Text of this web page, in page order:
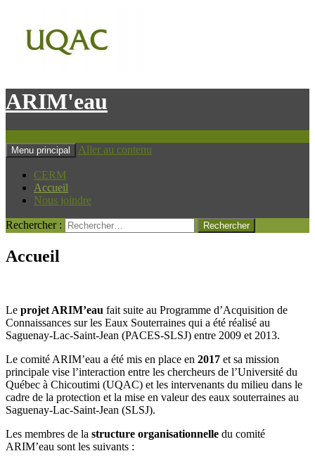
ARIM'eau
Menu principal Aller au contenu
CERM
Accueil
Nous joindre
Rechercher :
Accueil
Le projet ARIM’eau fait suite au Programme d’Acquisition de
Connaissances sur les Eaux Souterraines qui a été réalisé au
Saguenay-Lac-Saint-Jean (PACES-SLSJ) entre 2009 et 2013.
Le comité ARIM’eau a été mis en place en 2017 et sa mission
principale vise l’interaction entre les chercheurs de l’Université du
Québec à Chicoutimi (UQAC) et les intervenants du milieu dans le
cadre de la protection et la mise en valeur des eaux souterraines au
Saguenay-Lac-Saint-Jean (SLSJ).
Les membres de la structure organisationnelle du comité
ARIM’eau sont les suivants :